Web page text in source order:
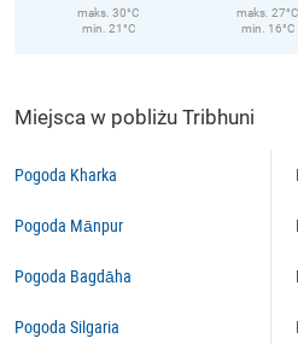
maks. 30°C
min. 21°C
maks. 27°C
min. 16°C
Miejsca w pobliżu Tribhuni
Pogoda Kharka
Pogoda Mānpur
Pogoda Bagdāha
Pogoda Silgaria